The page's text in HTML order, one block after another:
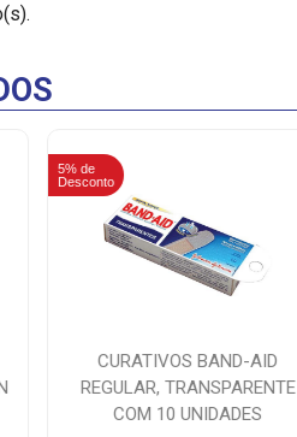
5% de
Desconto
CURATIVOS BAND-AID
REGULAR, TRANSPARENTE
COM 10 UNIDADES